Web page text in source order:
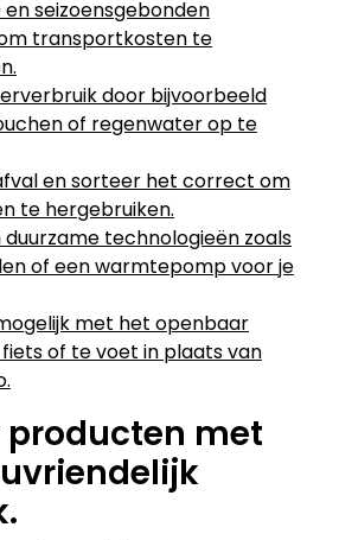
en seizoensgebonden
transportkosten te
door bijvoorbeeld
of regenwater op te
en sorteer het correct om
te hergebruiken.
duurzame technologieën zoals
of een warmtepomp voor je
met het openbaar
of te voet in plaats van
producten met